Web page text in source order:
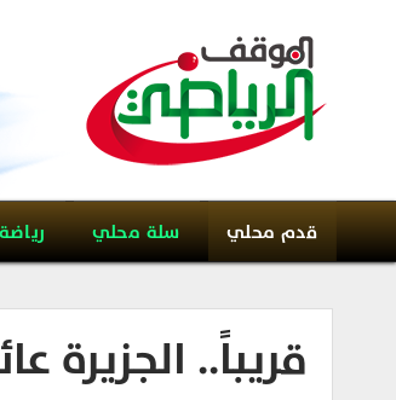
قدم محلي سلة محلي
قريباً.. الجزيرة